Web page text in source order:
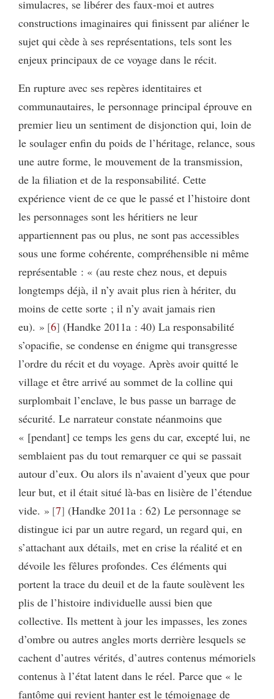
simulacres, se libérer des faux-moi et autres
constructions imaginaires qui finissent par aliéner le
sujet qui cède à ses représentations, tels sont les
enjeux principaux de ce voyage dans le récit.
En rupture avec ses repères identitaires et
communautaires, le personnage principal éprouve en
premier lieu un sentiment de disjonction qui, loin de
le soulager enfin du poids de l’héritage, relance, sous
une autre forme, le mouvement de la transmission,
de la filiation et de la responsabilité. Cette
expérience vient de ce que le passé et l’histoire dont
les personnages sont les héritiers ne leur
appartiennent pas ou plus, ne sont pas accessibles
sous une forme cohérente, compréhensible ni même
représentable : « (au reste chez nous, et depuis
longtemps déjà, il n’y avait plus rien à hériter, du
moins de cette sorte ; il n’y avait jamais rien
eu). » 6 (Handke 2011a : 40) La responsabilité
s’opacifie, se condense en énigme qui transgresse
l’ordre du récit et du voyage. Après avoir quitté le
village et être arrivé au sommet de la colline qui
surplombait l’enclave, le bus passe un barrage de
sécurité. Le narrateur constate néanmoins que
« [pendant] ce temps les gens du car, excepté lui, ne
semblaient pas du tout remarquer ce qui se passait
autour d’eux. Ou alors ils n’avaient d’yeux que pour
leur but, et il était situé là-bas en lisière de l’étendue
vide. » 7 (Handke 2011a : 62) Le personnage se
distingue ici par un autre regard, un regard qui, en
s’attachant aux détails, met en crise la réalité et en
dévoile les fêlures profondes. Ces éléments qui
portent la trace du deuil et de la faute soulèvent les
plis de l’histoire individuelle aussi bien que
collective. Ils mettent à jour les impasses, les zones
d’ombre ou autres angles morts derrière lesquels se
cachent d’autres vérités, d’autres contenus mémoriels
contenus à l’état latent dans le réel. Parce que « le
fantôme qui revient hanter est le témoignage de